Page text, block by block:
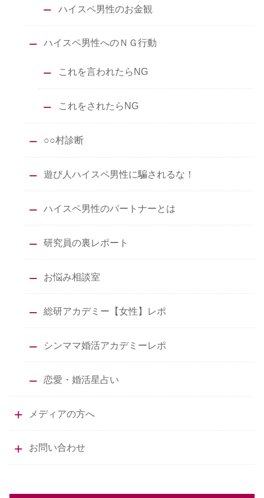
ハイスペ男性のお金観
ハイスペ男性へのＮＧ行動
これを言われたらNG
これをされたらNG
○○村診断
遊び人ハイスペ男性に騙されるな！
ハイスペ男性のパートナーとは
研究員の裏レポート
お悩み相談室
総研アカデミー【女性】レポ
シンママ婚活アカデミーレポ
恋愛・婚活星占い
メディアの方へ
お問い合わせ